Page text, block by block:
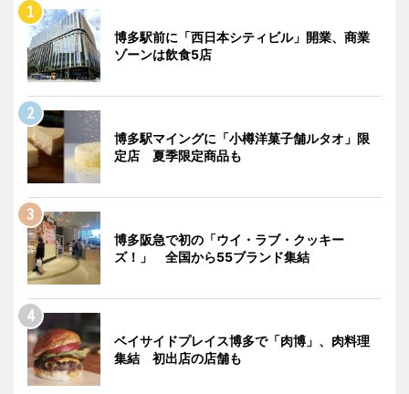
博多駅前に「西日本シティビル」開業、商業
ゾーンは飲食5店
博多駅マイングに「小樽洋菓子舗ルタオ」限
定店 夏季限定商品も
博多阪急で初の「ウイ・ラブ・クッキー
ズ！」 全国から55ブランド集結
ベイサイドプレイス博多で「肉博」、肉料理
集結 初出店の店舗も